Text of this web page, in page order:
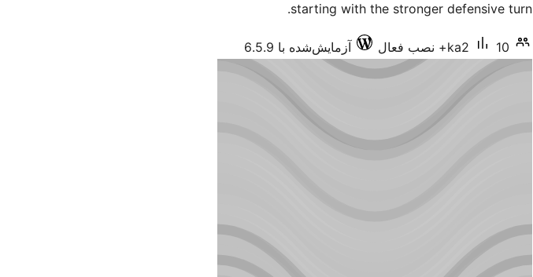
starting with the stronger defensive turn.
ka2 10+ نصب فعال آزمایش‌شده با 6.5.9